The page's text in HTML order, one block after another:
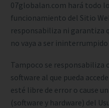
07globalan.com hará todo
funcionamiento del Sitio
responsabiliza ni garantiza
no vaya a ser
Tampoco se responsabiliza
software al que pueda
esté libre de error o cause
(software y hardware) del